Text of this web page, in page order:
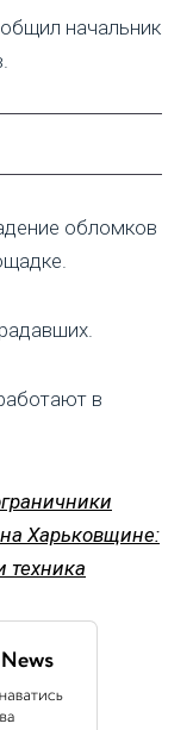
начальник
обломков
в
Харьковщине:
техника